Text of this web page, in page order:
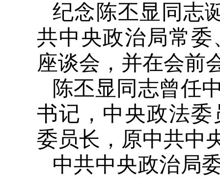
纪念陈丕显同志
共中央政治局常
座谈会，并在会前
陈丕显同志曾任
书记，中央政法
委员长，原中共中
中共中央政治局